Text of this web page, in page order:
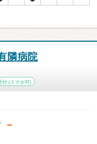
隣病院
付 (スマホ可)
－